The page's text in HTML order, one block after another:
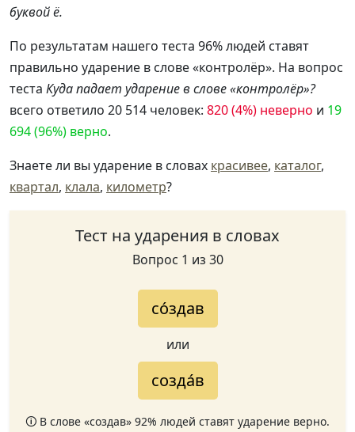
буквой ё.
По результатам нашего теста 96% людей ставят
правильно ударение в слове «контролёр». На вопрос
теста Куда падает ударение в слове «контролёр»?
всего ответило 20 514 человек: 820 (4%) неверно и 19
694 (96%) верно.
Знаете ли вы ударение в словах красивее, каталог,
квартал, клала, километр?
Тест на ударения в словах
Вопрос 1 из 30
со́здав
или
созда́в
🛈 В слове «создав» 92% людей ставят ударение верно.